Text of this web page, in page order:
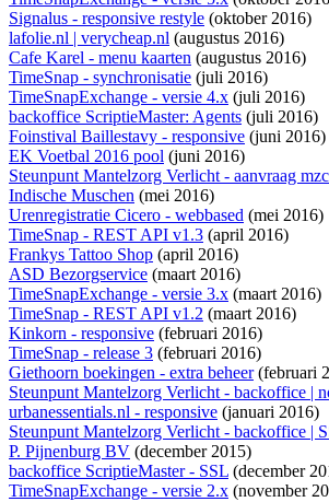
Signalus - responsive restyle (oktober 2016)
lafolie.nl | verycheap.nl (augustus 2016)
Cafe Karel - menu kaarten (augustus 2016)
TimeSnap - synchronisatie (juli 2016)
TimeSnapExchange - versie 4.x (juli 2016)
backoffice ScriptieMaster: Agents (juli 2016)
Foinstival Baillestavy - responsive (juni 2016)
EK Voetbal 2016 pool (juni 2016)
Steunpunt Mantelzorg Verlicht - aanvraag
Indische Muschen (mei 2016)
Urenregistratie Cicero - webbased (mei 2016)
TimeSnap - REST API v1.3 (april 2016)
Frankys Tattoo Shop (april 2016)
ASD Bezorgservice (maart 2016)
TimeSnapExchange - versie 3.x (maart 2016)
TimeSnap - REST API v1.2 (maart 2016)
Kinkorn - responsive (februari 2016)
TimeSnap - release 3 (februari 2016)
Giethoorn boekingen - extra beheer(februari
Steunpunt Mantelzorg Verlicht - backoffice |
urbanessentials.nl - responsive (januari 2016)
Steunpunt Mantelzorg Verlicht - backoffice |
P. Pijnenburg BV (december 2015)
backoffice ScriptieMaster - SSL (december
TimeSnapExchange - versie 2.x (november